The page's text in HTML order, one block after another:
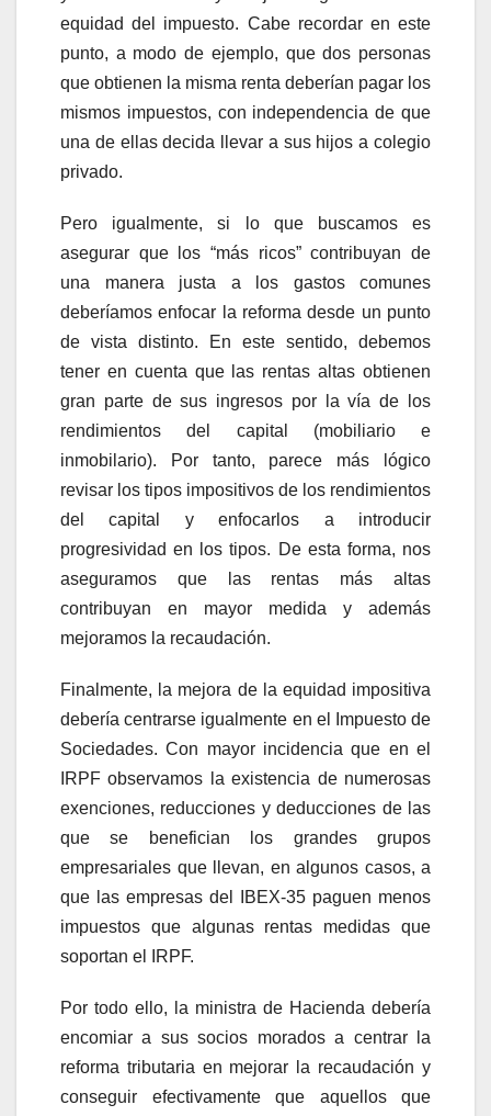
equidad del impuesto. Cabe recordar en este
punto, a modo de ejemplo, que dos personas
que obtienen la misma renta deberían pagar los
mismos impuestos, con independencia de que
una de ellas decida llevar a sus hijos a colegio
privado.
Pero igualmente, si lo que buscamos es
asegurar que los “más ricos” contribuyan de
una manera justa a los gastos comunes
deberíamos enfocar la reforma desde un punto
de vista distinto. En este sentido, debemos
tener en cuenta que las rentas altas obtienen
gran parte de sus ingresos por la vía de los
rendimientos del capital (mobiliario e
inmobilario). Por tanto, parece más lógico
revisar los tipos impositivos de los rendimientos
del capital y enfocarlos a introducir
progresividad en los tipos. De esta forma, nos
aseguramos que las rentas más altas
contribuyan en mayor medida y además
mejoramos la recaudación.
Finalmente, la mejora de la equidad impositiva
debería centrarse igualmente en el Impuesto de
Sociedades. Con mayor incidencia que en el
IRPF observamos la existencia de numerosas
exenciones, reducciones y deducciones de las
que se benefician los grandes grupos
empresariales que llevan, en algunos casos, a
que las empresas del IBEX-35 paguen menos
impuestos que algunas rentas medidas que
soportan el IRPF.
Por todo ello, la ministra de Hacienda debería
encomiar a sus socios morados a centrar la
reforma tributaria en mejorar la recaudación y
conseguir efectivamente que aquellos que